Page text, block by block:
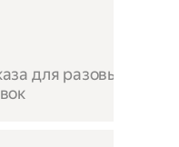
для разовых